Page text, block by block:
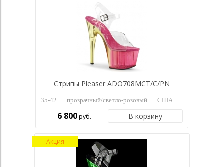
Стрипы Pleaser ADO708MCT/C/PN
35-42 прозрачный/светло-розовый США
6 800руб. В корзину
Акция